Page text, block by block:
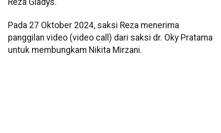
Pada 27 Oktober 2024, saksi Reza menerima
panggilan video (video call) dari saksi dr. Oky Pratama
untuk membungkam Nikita Mirzani.